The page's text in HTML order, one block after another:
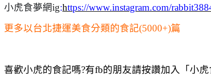
小虎食夢網ig:https://www.instagram.com/
更多以台北捷運美食分類的食記(5000+)篇
喜歡小虎的食記嗎?有fb的朋友請按讚加入「小